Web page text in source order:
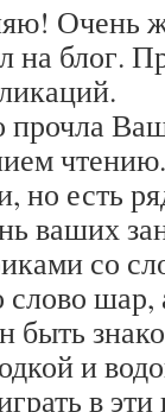
Очень
на блог.
прочла
но есть
ваших
со
слово
быть
и
в